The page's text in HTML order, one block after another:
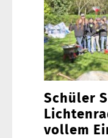
Schüler
vollem